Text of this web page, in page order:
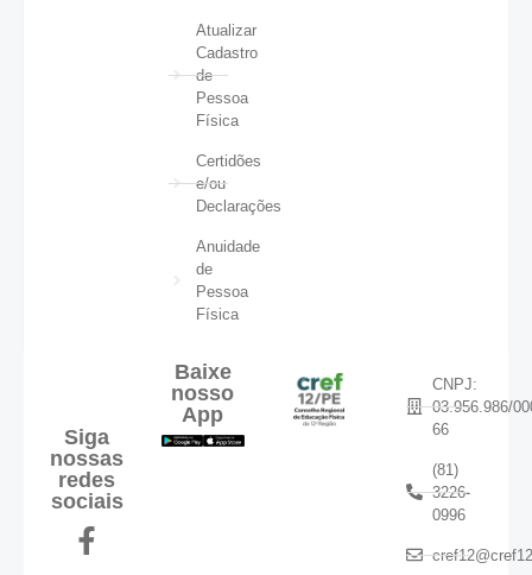
Atualizar
Cadastro
de
Pessoa
Física
Certidões
e/ou
Declarações
Anuidade
de
Pessoa
Física
Siga
nossas
redes
sociais
Baixe
nosso
App
CNPJ:
03.956.986/
66
(81)
3226-
0996